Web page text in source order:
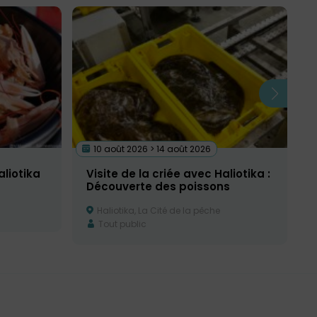
10 août 2026 > 14 août 2026
Visite de la criée avec Haliotika :
Découverte des poissons
Haliotika, La Cité de la pêche
Tout public